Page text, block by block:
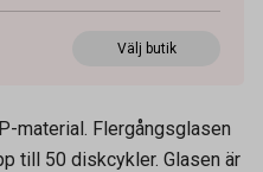
Välj butik
material. Flergångsglasen
till 50 diskcykler. Glasen är
60520007